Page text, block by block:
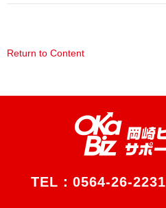
Return to Content
TEL： 0564-26-2231